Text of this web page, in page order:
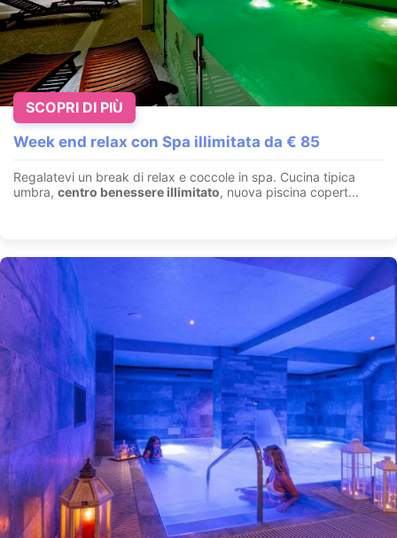
Week end relax con Spa illimitata da € 85
Regalatevi un break di relax e coccole in spa. Cucina tipica
umbra, centro benessere illimitato, nuova piscina copert...
SCOPRI DI PIÙ